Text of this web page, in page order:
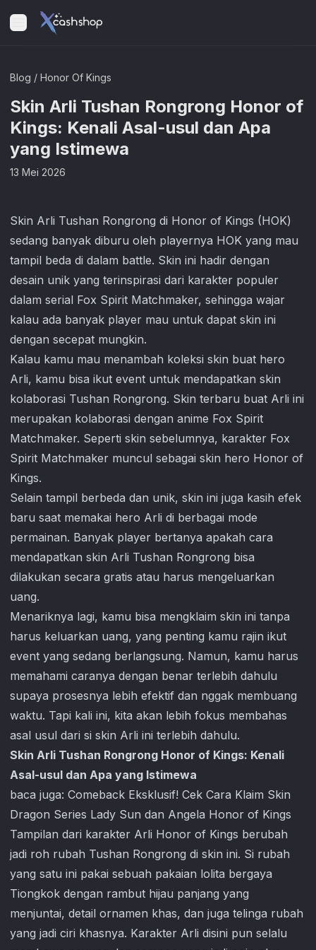
Blog / Honor Of Kings
Skin Arli Tushan Rongrong Honor of
Kings: Kenali Asal-usul dan Apa
yang Istimewa
13 Mei 2026
Skin Arli Tushan Rongrong di Honor of Kings (HOK)
sedang banyak diburu oleh playernya HOK yang mau
tampil beda di dalam battle. Skin ini hadir dengan
desain unik yang terinspirasi dari karakter populer
dalam serial Fox Spirit Matchmaker, sehingga wajar
kalau ada banyak player mau untuk dapat skin ini
dengan secepat mungkin.
Kalau kamu mau menambah koleksi skin buat hero
Arli, kamu bisa ikut event untuk mendapatkan skin
kolaborasi Tushan Rongrong. Skin terbaru buat Arli ini
merupakan kolaborasi dengan anime Fox Spirit
Matchmaker. Seperti skin sebelumnya, karakter Fox
Spirit Matchmaker muncul sebagai skin hero Honor of
Kings.
Selain tampil berbeda dan unik, skin ini juga kasih efek
baru saat memakai hero Arli di berbagai mode
permainan. Banyak player bertanya apakah cara
mendapatkan skin Arli Tushan Rongrong bisa
dilakukan secara gratis atau harus mengeluarkan
uang.
Menariknya lagi, kamu bisa mengklaim skin ini tanpa
harus keluarkan uang, yang penting kamu rajin ikut
event yang sedang berlangsung. Namun, kamu harus
memahami caranya dengan benar terlebih dahulu
supaya prosesnya lebih efektif dan nggak membuang
waktu. Tapi kali ini, kita akan lebih fokus membahas
asal usul dari si skin Arli ini terlebih dahulu.
Skin Arli Tushan Rongrong Honor of Kings: Kenali
Asal-usul dan Apa yang Istimewa
baca juga: Comeback Eksklusif! Cek Cara Klaim Skin
Dragon Series Lady Sun dan Angela Honor of Kings
Tampilan dari karakter Arli Honor of Kings berubah
jadi roh rubah Tushan Rongrong di skin ini. Si rubah
yang satu ini pakai sebuah pakaian lolita bergaya
Tiongkok dengan rambut hijau panjang yang
menjuntai, detail ornamen khas, dan juga telinga rubah
yang jadi ciri khasnya. Karakter Arli disini pun selalu